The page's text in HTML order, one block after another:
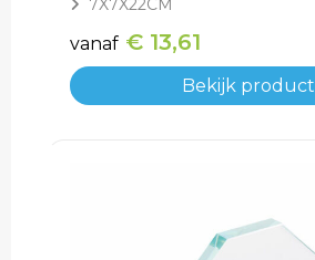
7X7X22CM
vanaf € 13,61
Bekijk product